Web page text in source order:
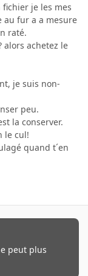
je les mes
au fur a a mesure
raté.
alors achetez le
je suis non-
peu.
la conserver.
le cul!
quand t´en
peut plus